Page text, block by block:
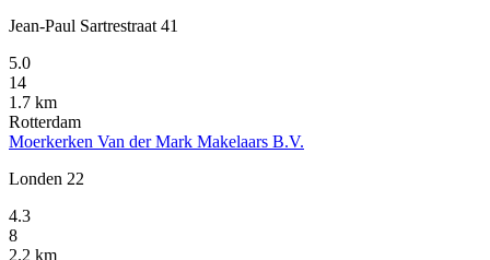
Jean-Paul Sartrestraat 41
5.0
14
1.7 km
Rotterdam
Moerkerken Van der Mark Makelaars B.V.
Londen 22
4.3
8
2.2 km